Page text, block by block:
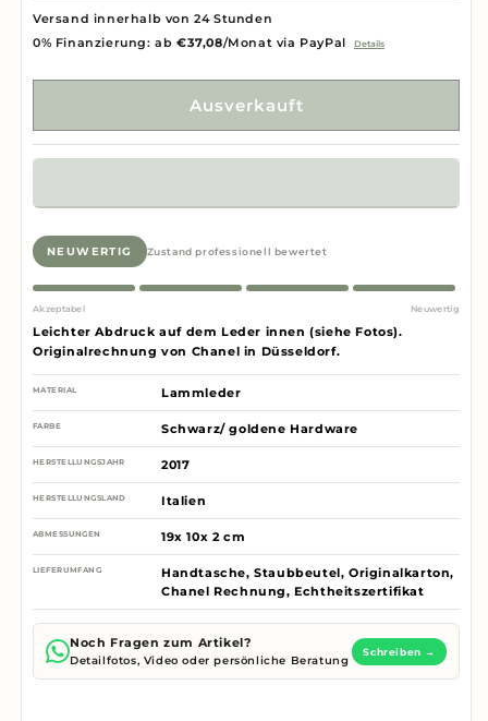
Versand innerhalb von 24 Stunden
0% Finanzierung: ab €37,08/Monat via PayPal Details
Ausverkauft
NEUWERTIG Zustand professionell bewertet
Akzeptabel Neuwertig
Leichter Abdruck auf dem Leder innen (siehe Fotos).
Originalrechnung von Chanel in Düsseldorf.
MATERIAL Lammleder
FARBE Schwarz/ goldene Hardware
HERSTELLUNGSJAHR 2017
HERSTELLUNGSLAND Italien
ABMESSUNGEN 19x 10x 2 cm
LIEFERUMFANG
Handtasche, Staubbeutel, Originalkarton,
Chanel Rechnung, Echtheitszertifikat
Noch Fragen zum Artikel?
Detailfotos, Video oder persönliche Beratung
Schreiben →